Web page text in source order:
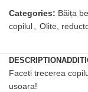
Categories: Băița
copilul, Olite,
DESCRIPTION
Faceti trecerea
usoara!